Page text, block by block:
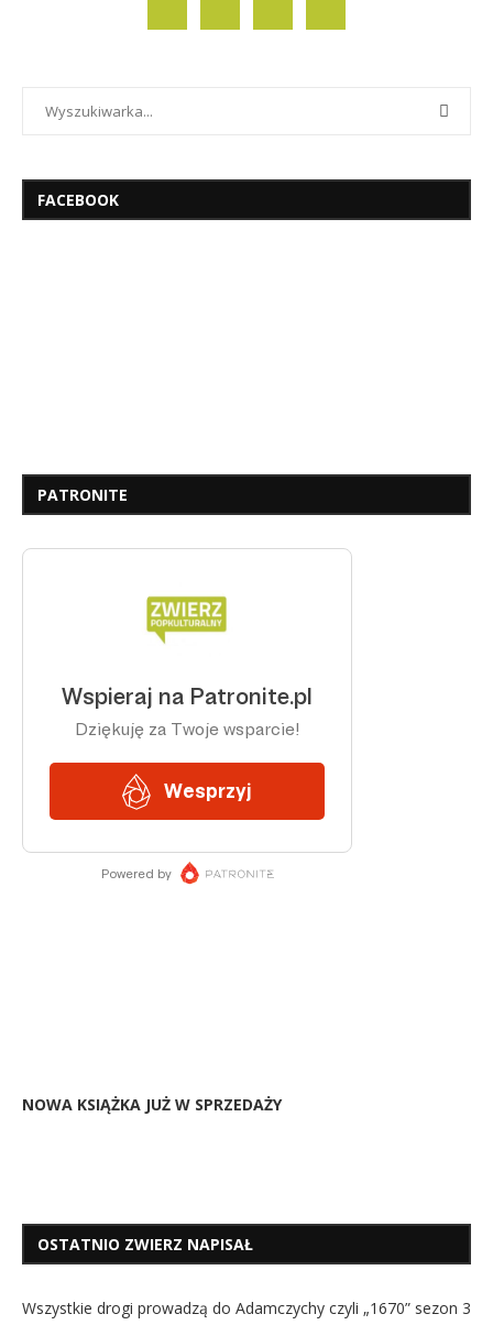
FACEBOOK
PATRONITE
NOWA KSIĄŻKA JUŻ W SPRZEDAŻY
OSTATNIO ZWIERZ NAPISAŁ
Wszystkie drogi prowadzą do Adamczychy czyli „1670” sezon 3